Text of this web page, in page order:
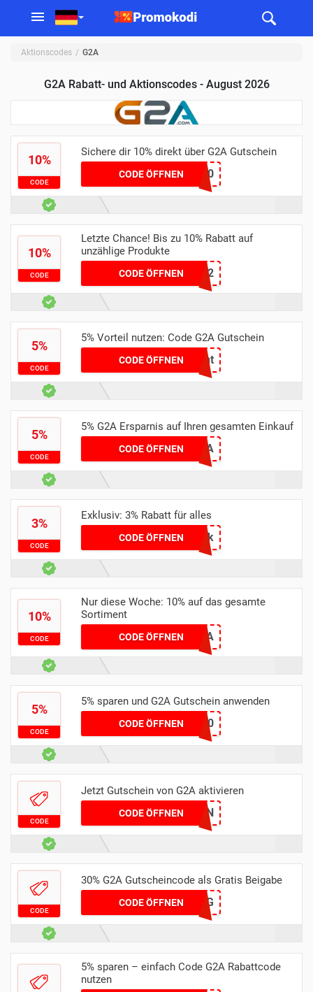
Aktionscodes G2A
G2A Rabatt- und Aktionscodes - August 2026
10%
CODE
Sichere dir 10% direkt über G2A Gutschein
CODE ÖFFNEN
LEAFDEAL10
10%
CODE
Letzte Chance! Bis zu 10% Rabatt auf
unzählige Produkte
CODE ÖFFNENXMAS12
5%
CODE
5% Vorteil nutzen: Code G2A Gutschein
CODE ÖFFNENsecretgwint
5%
CODE
5% G2A Ersparnis auf Ihren gesamten Einkauf
CODE ÖFFNENONAXG2A
3%
CODE
Exklusiv: 3% Rabatt für alles
CODE ÖFFNEN IZAk
10%
CODE
Nur diese Woche: 10% auf das gesamte
Sortiment
CODE ÖFFNEN
BEASTBANKSXG2A
5%
CODE
5% sparen und G2A Gutschein anwenden
CODE ÖFFNENG2ASIM10
CODE
Jetzt Gutschein von G2A aktivieren
CODE ÖFFNENBBENN
CODE
30% G2A Gutscheincode als Gratis Beigabe
CODE ÖFFNEN GANG
5% sparen – einfach Code G2A Rabattcode
nutzen